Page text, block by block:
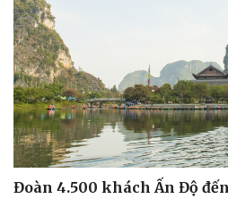
Sản phụ khoa
Nhi khoa
Nam khoa
Làm đẹp - giảm cân
Phòng mạch online
Ăn sạch sống khỏe
Đoàn 4.500 khách Ấn Độ